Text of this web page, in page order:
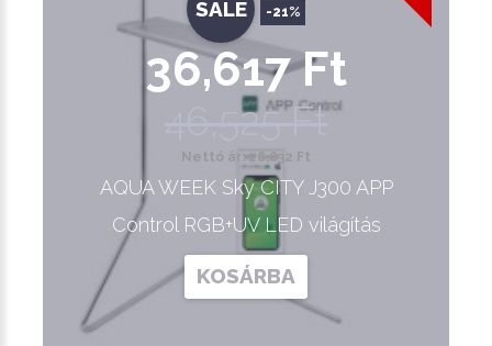
SALE -21%
36,617 Ft
46,525 Ft
Nettó ár: 28,832 Ft
AQUA WEEK Sky CITY J300 APP
Control RGB+UV LED világítás
KOSÁRBA